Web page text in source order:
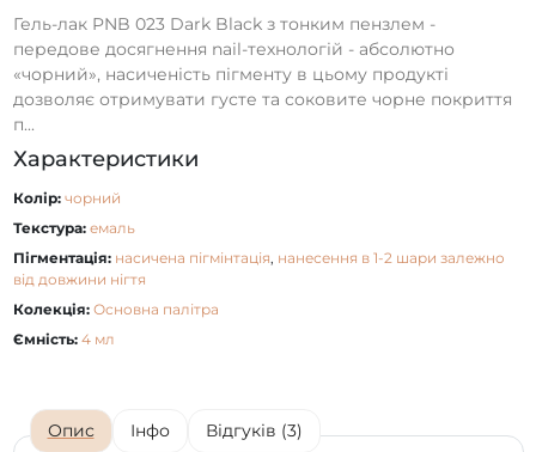
Гель-лак PNB 023 Dark Black з тонким пензлем -
передове досягнення nail-технологій - абсолютно
«чорний», насиченість пігменту в цьому продукті
дозволяє отримувати густе та соковите чорне покриття
п...
Характеристики
Колір: чорний
Текстура: емаль
Пігментація: насичена пігмінтація, нанесення в 1-2 шари залежно
від довжини нігтя
Колекція: Основна палітра
Ємність: 4 мл
Опис Інфо Відгуків (3)